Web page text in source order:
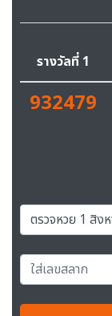
รางวัลที่ 1
932479